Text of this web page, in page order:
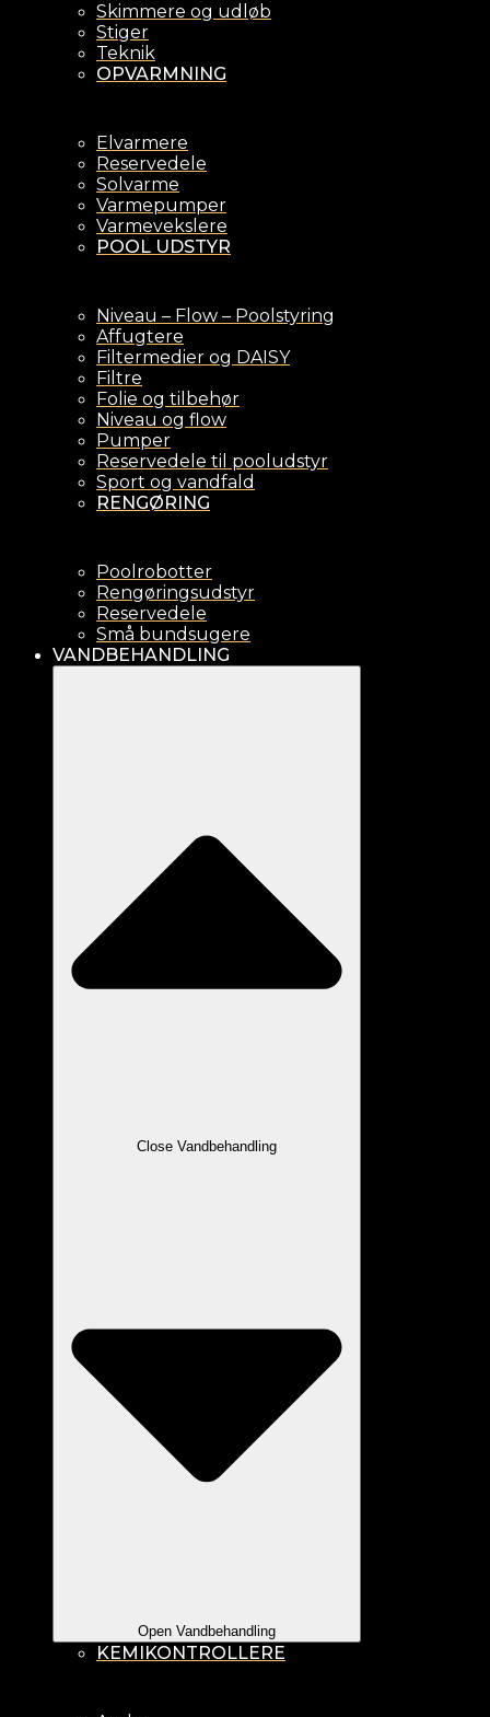
Skimmere og udløb
Stiger
Teknik
OPVARMNING
Elvarmere
Reservedele
Solvarme
Varmepumper
Varmevekslere
POOL UDSTYR
Niveau – Flow – Poolstyring
Affugtere
Filtermedier og DAISY
Filtre
Folie og tilbehør
Niveau og flow
Pumper
Reservedele til pooludstyr
Sport og vandfald
RENGØRING
Poolrobotter
Rengøringsudstyr
Reservedele
Små bundsugere
VANDBEHANDLING
Close Vandbehandling
Open Vandbehandling
KEMIKONTROLLERE